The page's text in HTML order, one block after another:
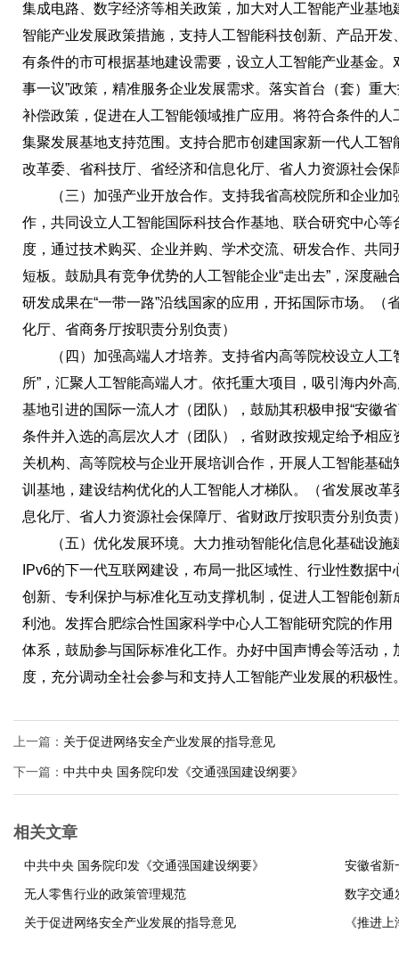
集成电路、数字经济等相关政策，加大对人工智能产业基
智能产业发展政策措施，支持人工智能科技创新、产品开
有条件的市可根据基地建设需要，设立人工智能产业基金
事一议”政策，精准服务企业发展需求。落实首台（套）重
补偿政策，促进在人工智能领域推广应用。将符合条件的
集聚发展基地支持范围。支持合肥市创建国家新一代人工
改革委、省科技厅、省经济和信息化厅、省人力资源社会
（三）加强产业开放合作。支持我省高校院所和企业加
作，共同设立人工智能国际科技合作基地、联合研究中心
度，通过技术购买、企业并购、学术交流、研发合作、共
短板。鼓励具有竞争优势的人工智能企业“走出去”，深度融
研发成果在“一带一路”沿线国家的应用，开拓国际市场。（
化厅、省商务厅按职责分别负责）
（四）加强高端人才培养。支持省内高等院校设立人工
所”，汇聚人工智能高端人才。依托重大项目，吸引海内外
基地引进的国际一流人才（团队），鼓励其积极申报“安徽
条件并入选的高层次人才（团队），省财政按规定给予相
关机构、高等院校与企业开展培训合作，开展人工智能基
训基地，建设结构优化的人工智能人才梯队。（省发展改
息化厅、省人力资源社会保障厅、省财政厅按职责分别负责
（五）优化发展环境。大力推动智能化信息化基础设施
IPv6的下一代互联网建设，布局一批区域性、行业性数据
创新、专利保护与标准化互动支撑机制，促进人工智能创
利池。发挥合肥综合性国家科学中心人工智能研究院的作
体系，鼓励参与国际标准化工作。办好中国声博会等活动
度，充分调动全社会参与和支持人工智能产业发展的积极性
上一篇： 关于促进网络安全产业发展的指导意见
下一篇： 中共中央 国务院印发《交通强国建设纲要》
相关文章
中共中央 国务院印发《交通强国建设纲要》
安徽省新
无人零售行业的政策管理规范
数字交通
关于促进网络安全产业发展的指导意见